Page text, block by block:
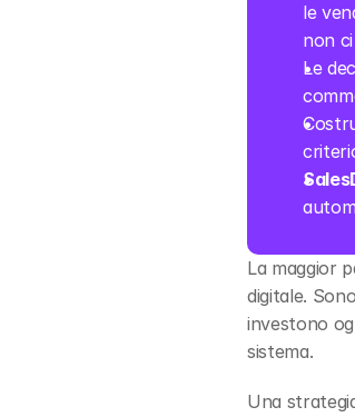
le
non
Le
La maggior
digitale.
investono
sistema.
Una